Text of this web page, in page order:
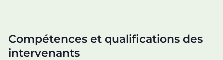
Compétences et qualifications des
intervenants